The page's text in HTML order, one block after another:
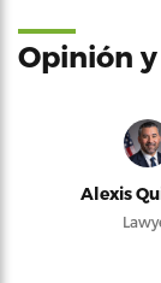
Opinión
Alexis